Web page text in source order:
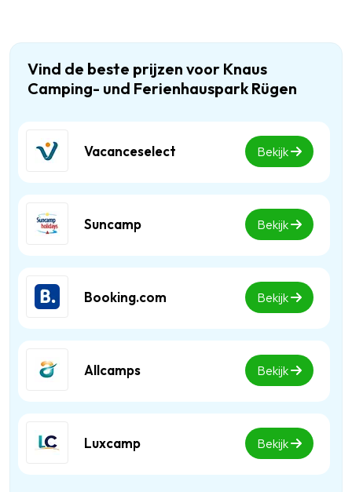
Vind de beste prijzen voor Knaus
Camping- und Ferienhauspark Rügen
Vacanceselect Bekijk
Suncamp Bekijk
Booking.com Bekijk
Allcamps Bekijk
Luxcamp Bekijk